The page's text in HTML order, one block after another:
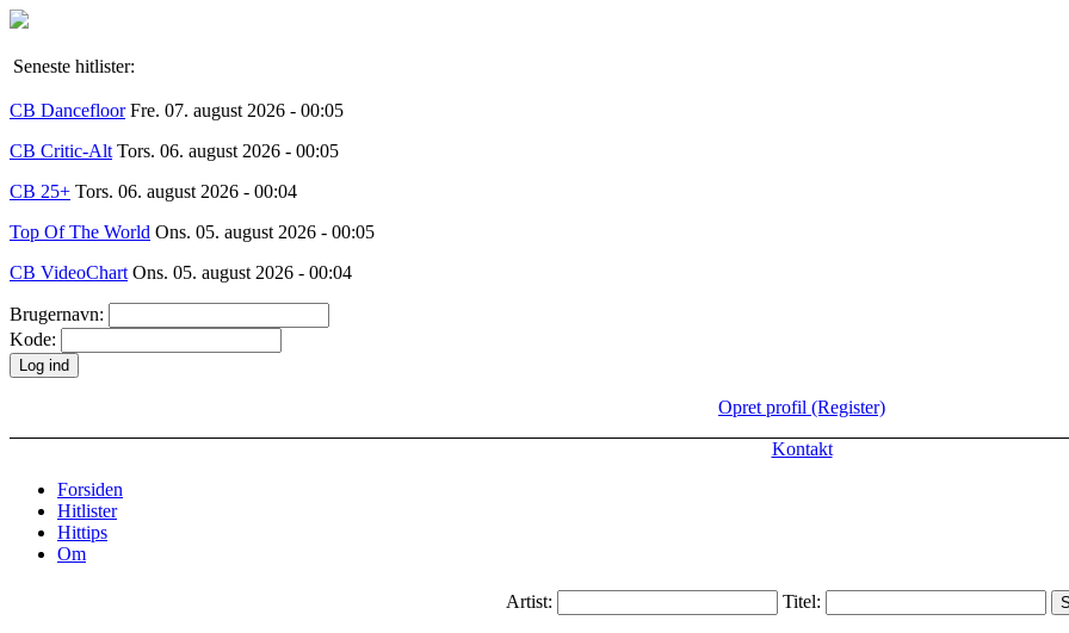
Seneste hitlister:
CB Dancefloor Fre. 07. august 2026 - 00:05
CB Critic-Alt Tors. 06. august 2026 - 00:05
CB 25+ Tors. 06. august 2026 - 00:04
Top Of The World Ons. 05. august 2026 - 00:05
CB VideoChart Ons. 05. august 2026 - 00:04
Brugernavn:
Kode:
Opret profil (Register)
Kontakt
Forsiden
Hitlister
Hittips
Om
Artist: Titel: